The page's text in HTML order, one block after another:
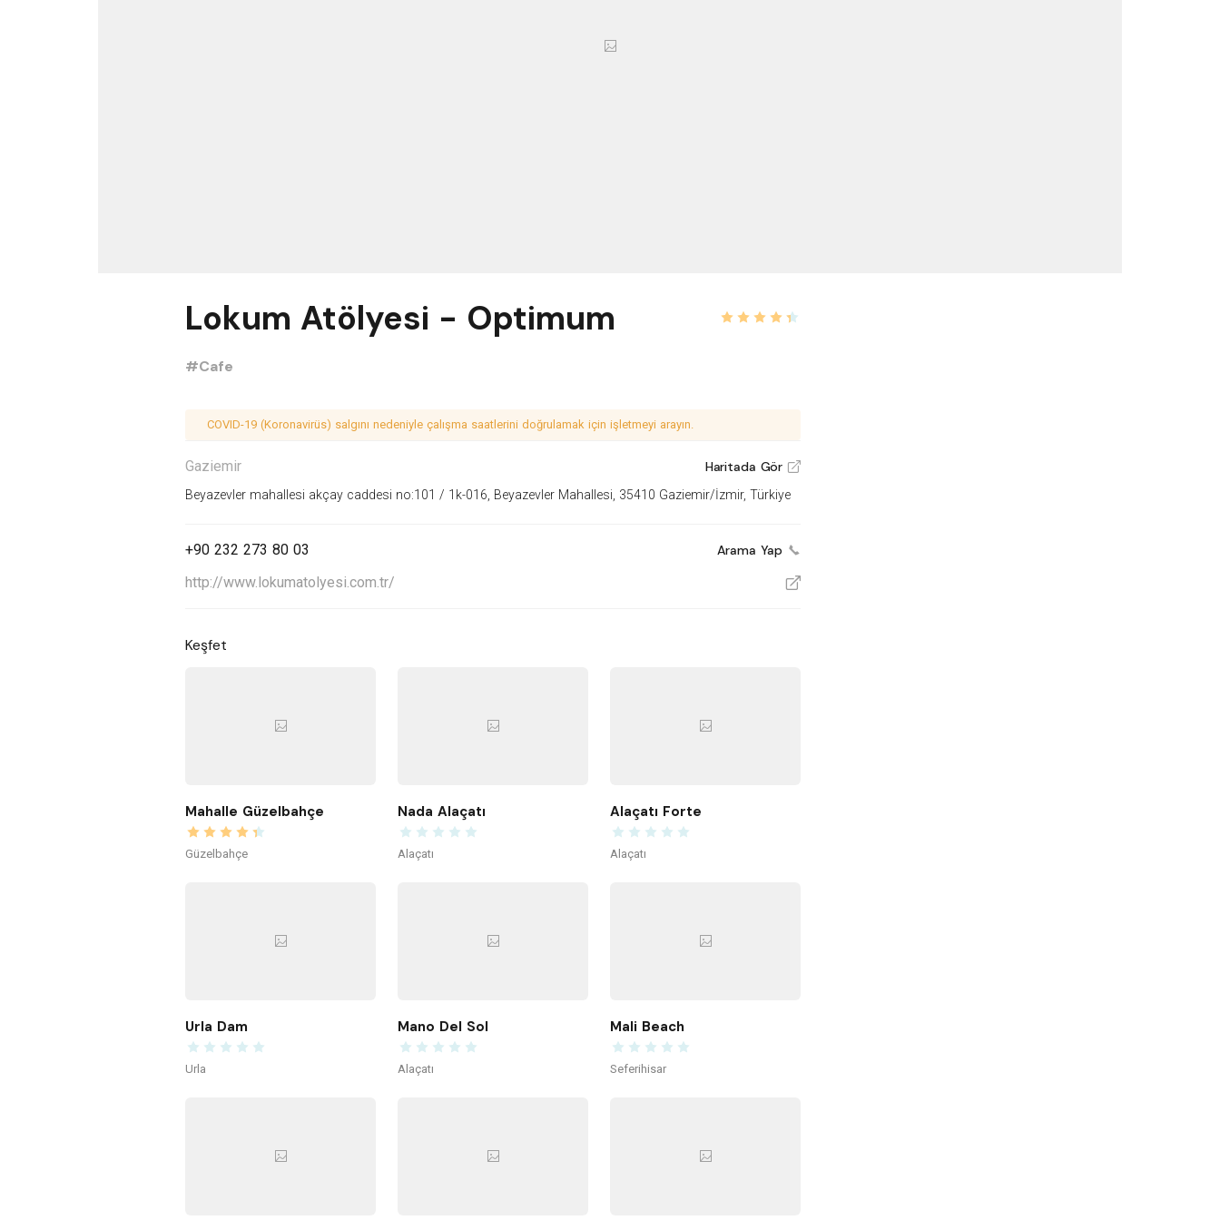
Lokum Atölyesi - Optimum
#Cafe
COVID-19 (Koronavirüs) salgını nedeniyle çalışma saatlerini doğrulamak için işletmeyi arayın.
Gaziemir Haritada Gör V
Beyazevler mahallesi akçay caddesi no:101 / 1k-016, Beyazevler Mahallesi, 35410 Gaziemir/İzmir, Türkiye
+90 232 273 80 03 Arama Yap
http://www.lokumatolyesi.com.tr/ V
Keşfet
Mahalle Güzelbahçe
Güzelbahçe
Nada Alaçatı
Alaçatı
Alaçatı Forte
Alaçatı
Urla Dam
Urla
Mano Del Sol
Alaçatı
Mali Beach
Seferihisar